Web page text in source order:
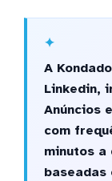
A
Linkedin,
Anúncios
com
minutos
baseadas